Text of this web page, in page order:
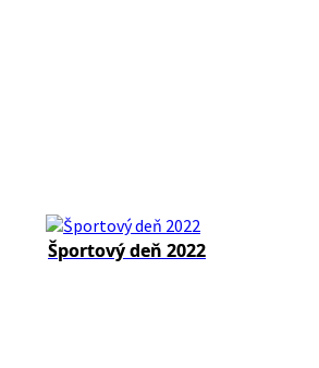
Športový deň 2022